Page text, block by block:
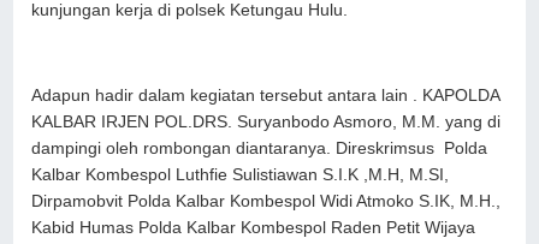
kunjungan kerja di polsek Ketungau Hulu.
Adapun hadir dalam kegiatan tersebut antara lain . KAPOLDA
KALBAR IRJEN POL.DRS. Suryanbodo Asmoro, M.M. yang di
dampingi oleh rombongan diantaranya. Direskrimsus Polda
Kalbar Kombespol Luthfie Sulistiawan S.I.K ,M.H, M.SI,
Dirpamobvit Polda Kalbar Kombespol Widi Atmoko S.IK, M.H.,
Kabid Humas Polda Kalbar Kombespol Raden Petit Wijaya